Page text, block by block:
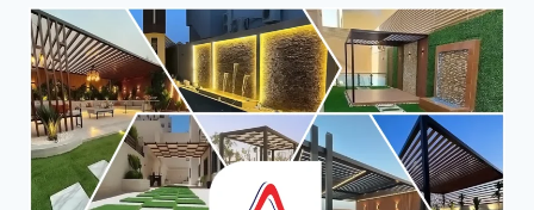
ت:
0596837097
–
مظلات
سيارات
خارجية
مكة